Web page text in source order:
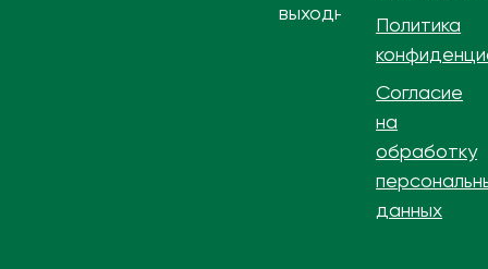
выходной
Политика
Согласие
на
обработку
данных